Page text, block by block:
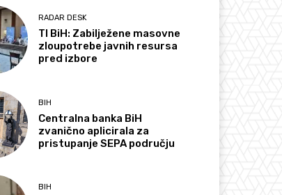
RADAR DESK
TI BiH: Zabilježene masovne
zloupotrebe javnih resursa
pred izbore
BIH
Centralna banka BiH
zvanično aplicirala za
pristupanje SEPA području
BIH